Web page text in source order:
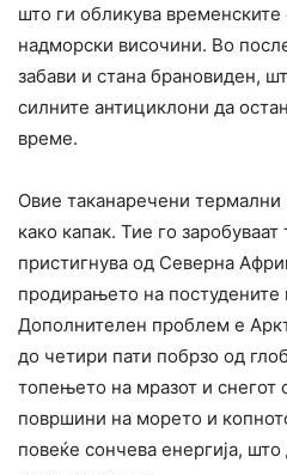
што ги обликува
надморски височини. Во
забави и стана брановиден,
силните антициклони да
време.
Овие таканаречени
како капак. Тие го
пристигнува од Северна
продирањето на постудените
Дополнителен проблем е
до четири пати побрзо од
топењето на мразот и снегот
површини на морето и
повеќе сончева енергија,